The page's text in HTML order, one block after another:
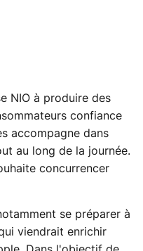
NIO à produire des
confiance
accompagne dans
au long de la journée.
concurrencer
se préparer à
viendrait enrichir